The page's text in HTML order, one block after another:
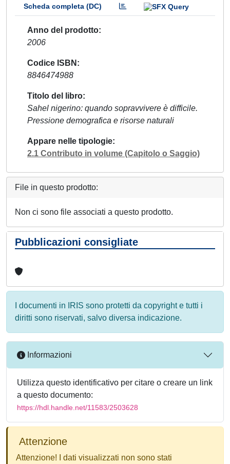
Scheda completa (DC)
Anno del prodotto
2006
Codice ISBN
8846474988
Titolo del libro
Sahel nigerino: quando sopravvivere è difficile.
Pressione demografica e risorse naturali
Appare nelle tipologie
2.1 Contributo in volume (Capitolo o Saggio)
File in questo prodotto:
Non ci sono file associati a questo prodotto.
Pubblicazioni consigliate
I documenti in IRIS sono protetti da copyright e tutti i
diritti sono riservati, salvo diversa indicazione.
Informazioni
Utilizza questo identificativo per citare o creare un link
a questo documento:
https://hdl.handle.net/11583/2503628
Attenzione
Attenzione! I dati visualizzati non sono stati